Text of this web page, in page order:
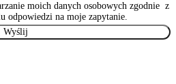
moich danych osobowych zgodnie z
odpowiedzi na moje zapytanie.